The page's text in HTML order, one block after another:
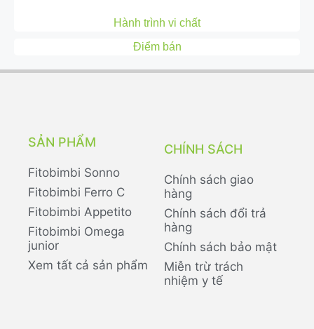
Hành trình vi chất
Điểm bán
SẢN PHẨM
Fitobimbi Sonno
Fitobimbi Ferro C
Fitobimbi Appetito
Fitobimbi Omega
junior
Xem tất cả sản phẩm
CHÍNH SÁCH
Chính sách giao
hàng
Chính sách đổi trả
hàng
Chính sách bảo mật
Miễn trừ trách
nhiệm y tế